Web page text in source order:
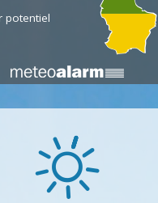
potentiel